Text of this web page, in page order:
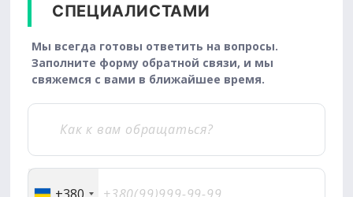
СПЕЦИАЛИСТАМИ
Мы всегда готовы ответить на вопросы.
Заполните форму обратной связи, и мы
свяжемся с вами в ближайшее время.